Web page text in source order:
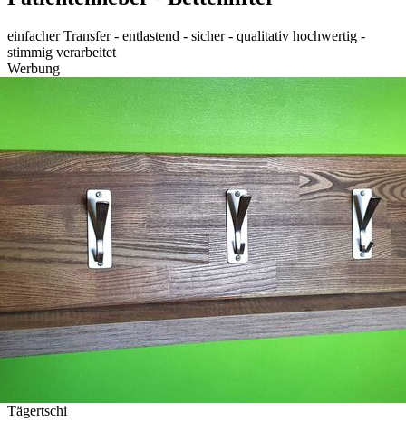
einfacher Transfer - entlastend - sicher - qualitativ hochwertig -
stimmig verarbeitet
Werbung
Tägertschi